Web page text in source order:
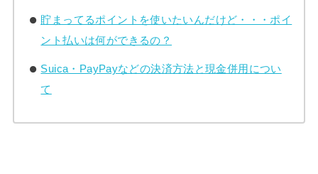
貯まってるポイントを使いたいんだけど・・・ポイ
ント払いは何ができるの？
Suica・PayPayなどの決済方法と現金併用につい
て